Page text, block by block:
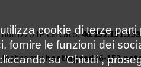
Indirizzo IP cercato:46.252.151.153
hostingssd66-
cookie di terze
fornire le funzioni dei
su 'Chiudi',